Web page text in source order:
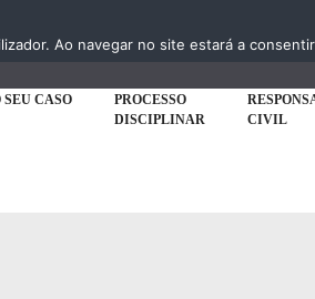
SEU CASO
PROCESSO
DISCIPLINAR
CIVIL
Ao navegar no site estará a